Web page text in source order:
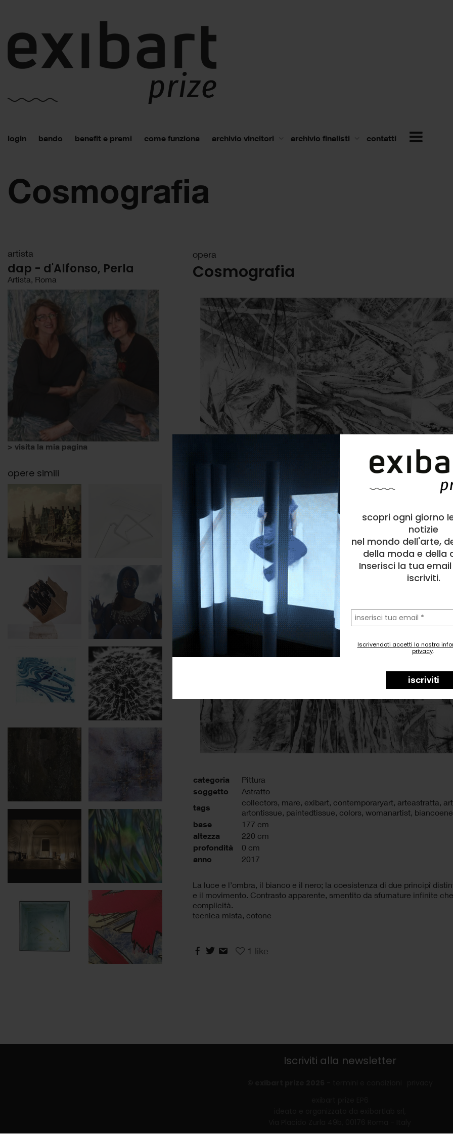
scopri ogni giorno
notizie
nel mondo dell'arte,
della moda e della
Inserisci la tua
iscriviti.
la
tua
email
Iscrivendoti accetti la nostra
privacy.
iscriviti
login bando benefit e premi come funziona archivio vincitori archivio finalisti contatti
Cosmografia
opera
Cosmografia
categoria Pittura
soggetto Astratto
tags
collectors, mare, exibart, contemporaryart, arteastratta,
artontissue, paintedtissue, colors, womanartist,
base 177 cm
altezza 220 cm
profondità 0 cm
anno 2017
La luce e l’ombra, il bianco e il nero; la coesistenza di due principî
e il movimento. Contrasto apparente, smentito da sfumature infinite
complicità.
tecnica mista, cotone
1 like
artista
dap - d'Alfonso, Perla
Artista, Roma
> visita la mia pagina
opere simili
Iscriviti alla newsletter